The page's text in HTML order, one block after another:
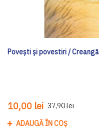
Poveşti şi povestiri / Creangă
10,00 lei 37,90 lei
ADAUGĂ ÎN COȘ